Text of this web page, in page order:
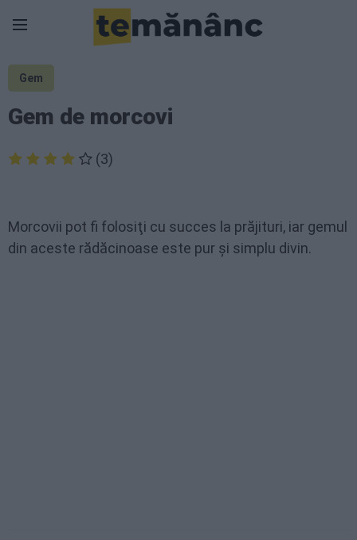
Gem
Gem de morcovi
(3)
Morcovii pot fi folosiţi cu succes la prăjituri, iar gemul
din aceste rădăcinoase este pur şi simplu divin.